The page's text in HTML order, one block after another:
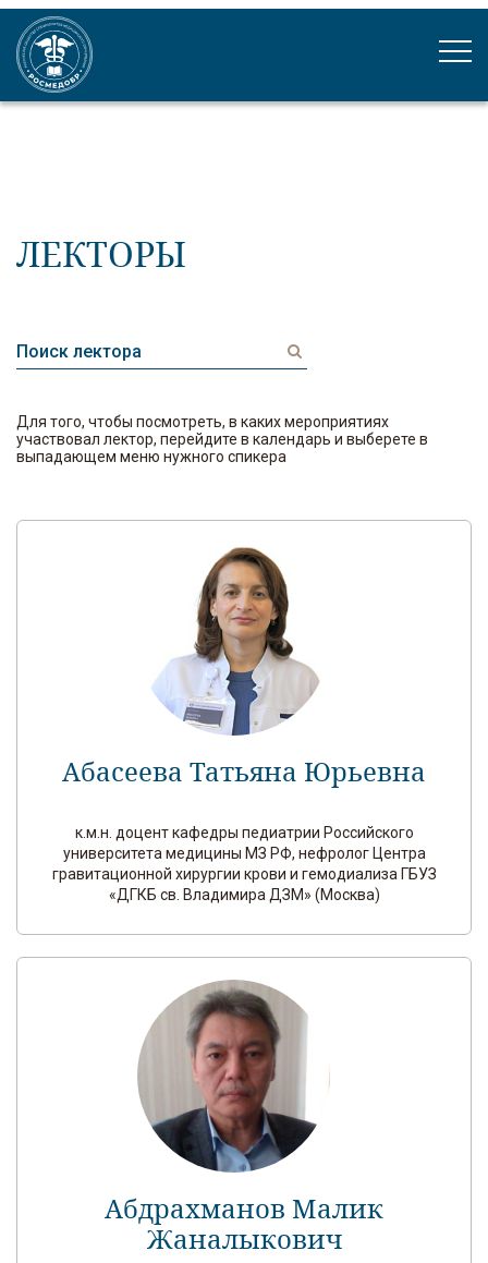
ЛЕКТОРЫ
Для того, чтобы посмотреть, в каких мероприятиях
участвовал лектор, перейдите в календарь и выберете в
выпадающем меню нужного спикера
Абасеева Татьяна Юрьевна
к.м.н. доцент кафедры педиатрии Российского
университета медицины МЗ РФ, нефролог Центра
гравитационной хирургии крови и гемодиализа ГБУЗ
«ДГКБ св. Владимира ДЗМ» (Москва)
Абдрахманов Малик
Жаналыкович